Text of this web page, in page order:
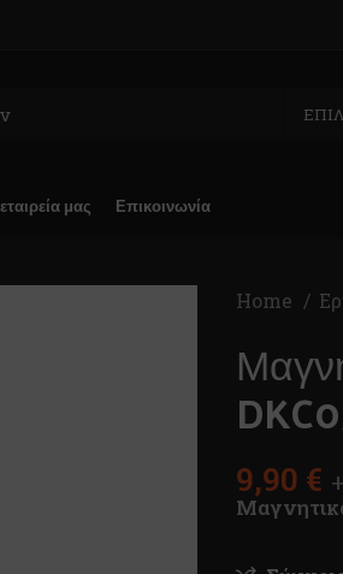
μας Επικοινωνία
Home
9,90 €